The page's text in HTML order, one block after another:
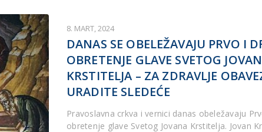
8. MART, 2024
DANAS SE OBELEŽAVAJU PRVO I
OBRETENJE GLAVE SVETOG
KRSTITELJA – ZA ZDRAVLJE
URADITE SLEDEĆE
Pravoslavna crkva i vernici danas obeležavaju
obretenje glave Svetog Jovana Krstitelja. Jovan